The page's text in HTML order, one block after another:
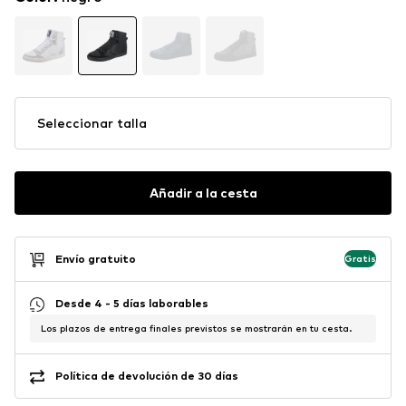
Seleccionar talla
Añadir a la cesta
Envío gratuito Gratis
Desde 4 - 5 días laborables
Los plazos de entrega finales previstos se mostrarán en tu cesta.
Política de devolución de 30 días